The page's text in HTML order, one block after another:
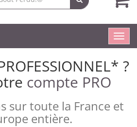
?
compte PRO
sur toute la France et
entière.